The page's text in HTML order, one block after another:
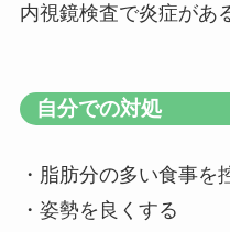
内視鏡検査で炎症があ
自分での対処
・脂肪分の多い食事を
・姿勢を良くする